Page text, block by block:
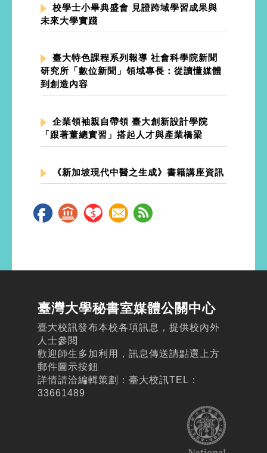
校學士小畢典盛會 見證跨域學習成果與
未來大學實踐
臺大特色課程系列報導 社會科學院新聞
研究所「數位新聞」領域專長：從讀懂媒體
到創造內容
企業領袖親自帶領 臺大創新設計學院
「跟著董總實習」搭起人才與產業橋梁
《新加坡現代中醫之生成》書籍講座資訊
臺灣大學秘書室媒體公關中心
臺大校訊發布本校各項訊息，提供校內外
人士參閱
歡迎師生多加利用，訊息傳送請點選上方
郵件圖示按鈕
詳情請洽編輯策劃：臺大校訊TEL：
33661489